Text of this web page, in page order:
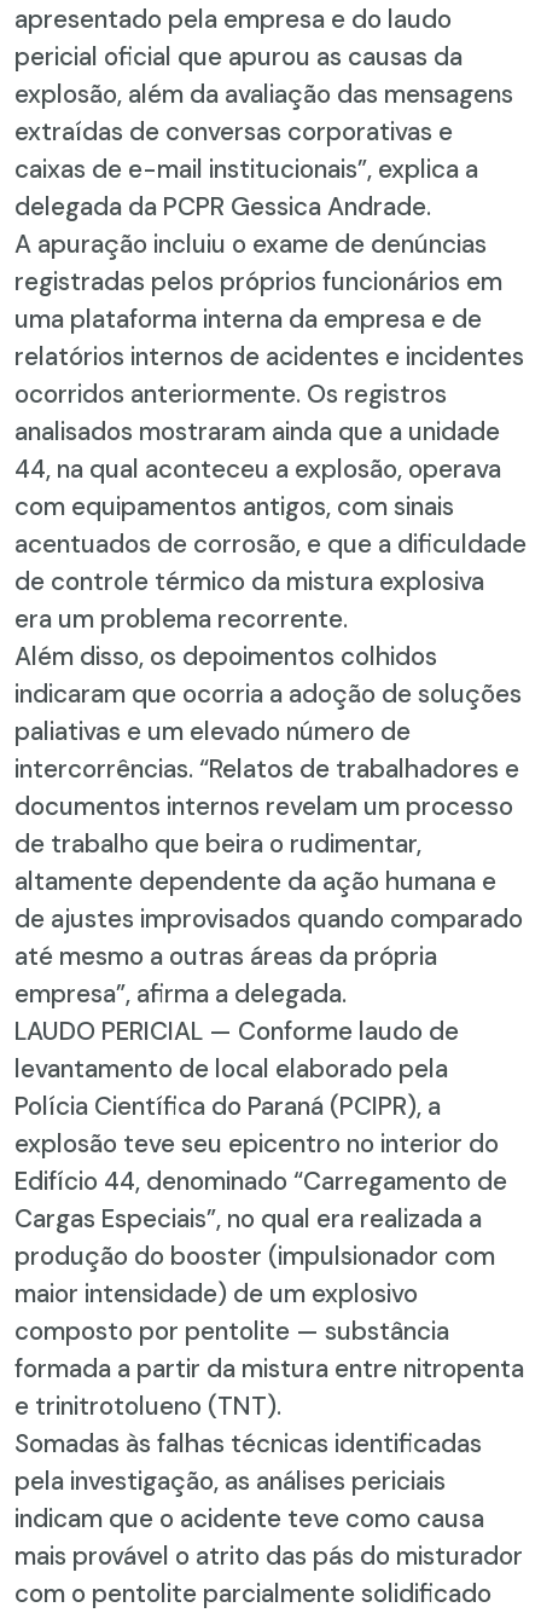
apresentado pela empresa e do laudo
pericial oficial que apurou as causas da
explosão, além da avaliação das mensagens
extraídas de conversas corporativas e
caixas de e-mail institucionais”, explica a
delegada da PCPR Gessica Andrade.
A apuração incluiu o exame de denúncias
registradas pelos próprios funcionários em
uma plataforma interna da empresa e de
relatórios internos de acidentes e incidentes
ocorridos anteriormente. Os registros
analisados mostraram ainda que a unidade
44, na qual aconteceu a explosão, operava
com equipamentos antigos, com sinais
acentuados de corrosão, e que a dificuldade
de controle térmico da mistura explosiva
era um problema recorrente.
Além disso, os depoimentos colhidos
indicaram que ocorria a adoção de soluções
paliativas e um elevado número de
intercorrências. “Relatos de trabalhadores e
documentos internos revelam um processo
de trabalho que beira o rudimentar,
altamente dependente da ação humana e
de ajustes improvisados quando comparado
até mesmo a outras áreas da própria
empresa”, afirma a delegada.
LAUDO PERICIAL — Conforme laudo de
levantamento de local elaborado pela
Polícia Científica do Paraná (PCIPR), a
explosão teve seu epicentro no interior do
Edifício 44, denominado “Carregamento de
Cargas Especiais”, no qual era realizada a
produção do booster (impulsionador com
maior intensidade) de um explosivo
composto por pentolite — substância
formada a partir da mistura entre nitropenta
e trinitrotolueno (TNT).
Somadas às falhas técnicas identificadas
pela investigação, as análises periciais
indicam que o acidente teve como causa
mais provável o atrito das pás do misturador
com o pentolite parcialmente solidificado